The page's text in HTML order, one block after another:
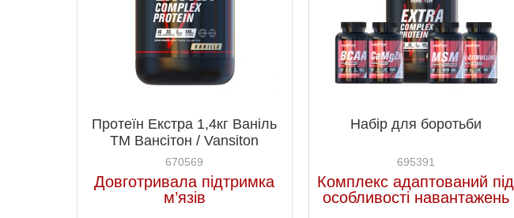
Протеїн Екстра 1,4кг Ваніль
ТМ Вансітон / Vansiton
670569
Довготривала підтримка
м’язів
Набір для боротьби
695391
Комплекс адаптований під
особливості навантажень